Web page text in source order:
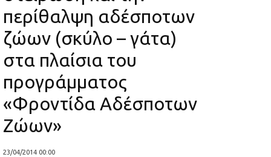
περίθαλψη αδέσποτων
ζώων (σκύλο – γάτα)
στα πλαίσια του
προγράμματος
«Φροντίδα Αδέσποτων
Ζώων»
23/04/2014 00:00